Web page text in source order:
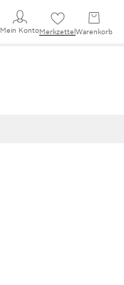
Mein KontoMerkzettel Warenkorb